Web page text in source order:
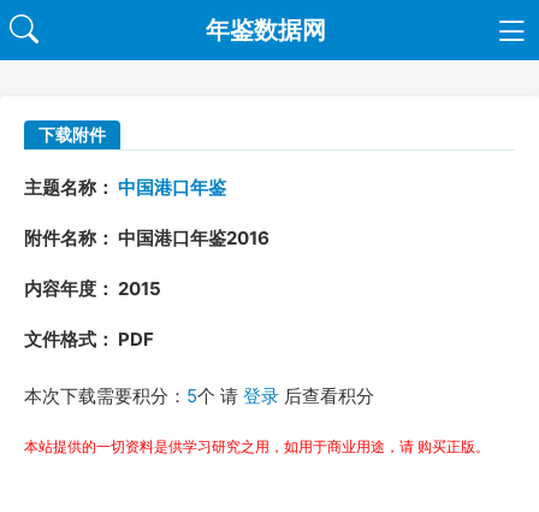
年鉴数据网
下载附件
主题名称： 中国港口年鉴
附件名称： 中国港口年鉴2016
内容年度： 2015
文件格式： PDF
本次下载需要积分： 5个 请 登录 后查看积分
本站提供的一切资料是供学习研究之用，如用于商业用途，请 购买正版。